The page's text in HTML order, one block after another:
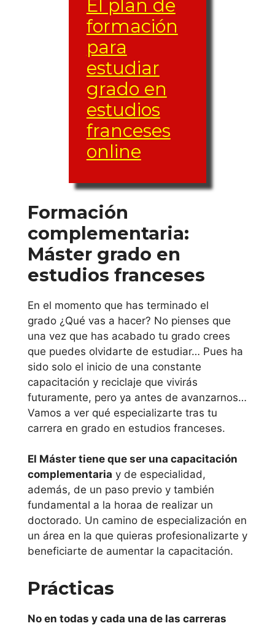
Católica de
Valencia S.
Vicente M.
Extremadura
Universidad de
Extremadura
Galicia
Coruña
Universidad de
Santiago de
Compostela
Universidad de
de Vigo
Islas Baleares
Universitat de las
Illes Balears
Universidad de
La Rioja
País Vasco
Mondragon
El plan de
formación
para
estudiar
grado en
estudios
franceses
online
Formación
complementaria:
Máster grado en
estudios franceses
En el momento que has terminado el
grado ¿Qué vas a hacer? No pienses que
una vez que has acabado tu grado crees
que puedes olvidarte de estudiar… Pues ha
sido solo el inicio de una constante
capacitación y reciclaje que vivirás
futuramente, pero ya antes de avanzarnos…
Vamos a ver qué especializarte tras tu
carrera en grado en estudios franceses.
El Máster tiene que ser una capacitación
complementaria y de especialidad,
además, de un paso previo y también
fundamental a la horaa de realizar un
doctorado. Un camino de especialización en
un área en la que quieras profesionalizarte y
beneficiarte de aumentar la capacitación.
Prácticas
No en todas y cada una de las carreras